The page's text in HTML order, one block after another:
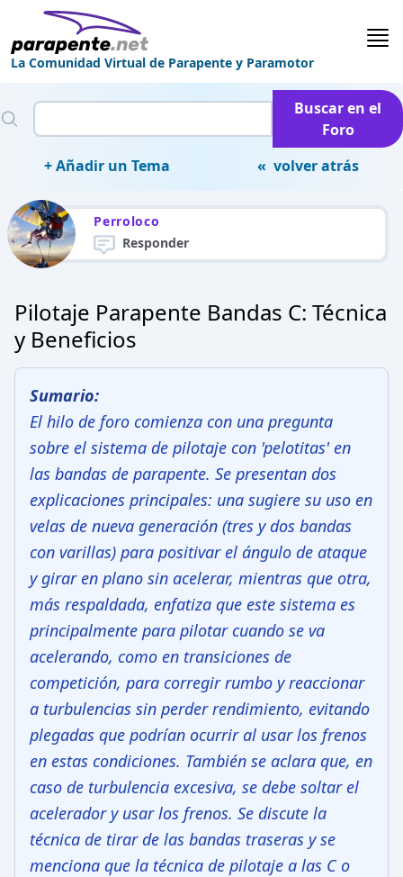
La Comunidad Virtual de Parapente y Paramotor
Buscar en el
Foro
+ Añadir un Tema
« volver atrás
Perroloco
Responder
Pilotaje Parapente Bandas C: Técnica
y Beneficios
Sumario:
El hilo de foro comienza con una pregunta
sobre el sistema de pilotaje con 'pelotitas' en
las bandas de parapente. Se presentan dos
explicaciones principales: una sugiere su uso en
velas de nueva generación (tres y dos bandas
con varillas) para positivar el ángulo de ataque
y girar en plano sin acelerar, mientras que otra,
más respaldada, enfatiza que este sistema es
principalmente para pilotar cuando se va
acelerando, como en transiciones de
competición, para corregir rumbo y reaccionar
a turbulencias sin perder rendimiento, evitando
plegadas que podrían ocurrir al usar los frenos
en estas condiciones. También se aclara que, en
caso de turbulencia excesiva, se debe soltar el
acelerador y usar los frenos. Se discute la
técnica de tirar de las bandas traseras y se
menciona que la técnica de pilotaje a las C o